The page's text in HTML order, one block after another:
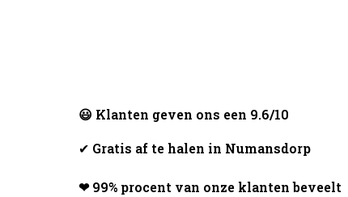
😃 Klanten geven ons een 9.6/10
✔ Gratis af te halen in Numansdorp
❤ 99% procent van onze klanten beveelt